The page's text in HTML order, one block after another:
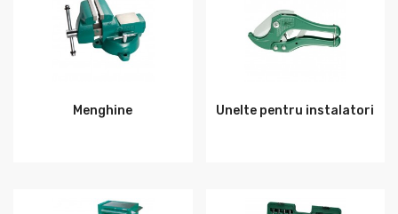
Menghine Unelte pentru instalatori